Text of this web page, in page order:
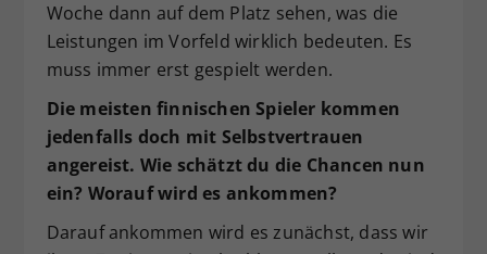
Woche dann auf dem Platz sehen, was die
Leistungen im Vorfeld wirklich bedeuten. Es
muss immer erst gespielt werden.
Die meisten finnischen Spieler kommen
jedenfalls doch mit Selbstvertrauen
angereist. Wie schätzt du die Chancen nun
ein? Worauf wird es ankommen?
Darauf ankommen wird es zunächst, dass wir